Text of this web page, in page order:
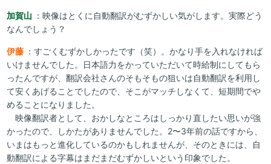
加賀山 ：映像はとくに自動翻訳がむずかしい気がします。実際どう
なんでしょう？
伊藤 ：すごくむずかしかったです（笑）。かなり手を入れなければ
いけませんでした。日本語力をかっていただいて時給制にしてもら
ったんですが、翻訳会社さんのそもそもの狙いは自動翻訳を利用し
て安くあげることでしたので、そこがマッチしなくて、短期間でや
めることになりました。
映像翻訳者として、おかしなところはしっかり直したい思いが強
かったので、しかたがありませんでした。2〜3年前の話ですから、
いまはもっと進化しているのかもしれませんが、そのときには、自
動翻訳による字幕はまだまだむずかしいという印象でした。